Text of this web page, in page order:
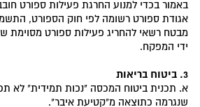
באמור בכדי למנוע החרגת פעילות ספורט
מבטח רשאי להחריג פעילות ספורט מסוימת
ידי המפקח.
3. ביטוח בריאות
א. תכנית ביטוח המכסה "נכות תמידית" לא
שנגרמה כתוצאה מ"קטיעת איבר".